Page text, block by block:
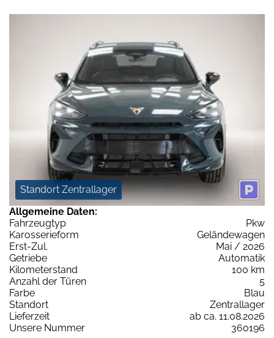
Standort Zentrallager
Allgemeine Daten:
Fahrzeugtyp
Pkw
Karosserieform
Geländewagen
Erst-Zul.
Mai / 2026
Getriebe
Automatik
Kilometerstand
100 km
Anzahl der Türen
5
Farbe
Blau
Standort
Zentrallager
Lieferzeit
ab ca. 11.08.2026
Unsere Nummer
360196